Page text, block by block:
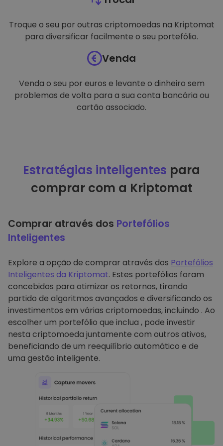
Troque o seu por outras criptomoedas na Kriptomat
para diversificar facilmente o seu portefólio.
Venda
Venda o seu por euros e levante o dinheiro sem
problemas de volta para a sua conta bancária ou
cartão associado.
Estratégias inteligentes para
comprar com a Kriptomat
Comprar através dos Portefólios
Inteligentes
Explore a opção de comprar através dos Portefólios
Inteligentes da Kriptomat. Estes portefólios foram
concebidos para otimizar os retornos, tirando
partido de algoritmos avançados e diversificando os
investimentos em várias criptomoedas, incluindo . Ao
escolher um portefólio que inclua , pode investir
nesta criptomoeda juntamente com outros ativos,
beneficiando de um reequilíbrio automático e de
uma gestão inteligente.